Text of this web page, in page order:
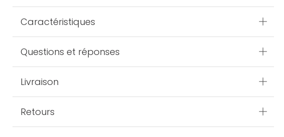
Caractéristiques
Questions et réponses
Livraison
Retours